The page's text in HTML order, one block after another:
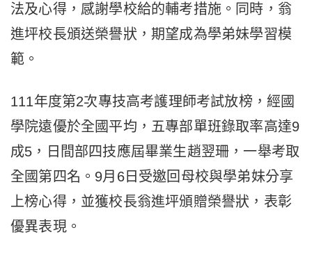
法及心得，感謝學校給的輔考措施。同時，翁
進坪校長頒送榮譽狀，期望成為學弟妹學習模
範。
111年度第2次專技高考護理師考試放榜，經國
學院遠優於全國平均，五專部單班錄取率高達9
成5，日間部四技應屆畢業生趙翌珊，一舉考取
全國第四名。9月6日受邀回母校與學弟妹分享
上榜心得，並獲校長翁進坪頒贈榮譽狀，表彰
優異表現。